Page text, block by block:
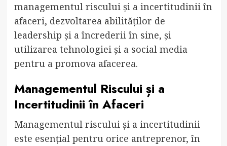
managementul riscului și a incertitudinii în
afaceri, dezvoltarea abilităților de
leadership și a încrederii în sine, și
utilizarea tehnologiei și a social media
pentru a promova afacerea.
Managementul Riscului și a
Incertitudinii în Afaceri
Managementul riscului și a incertitudinii
este esențial pentru orice antreprenor, în